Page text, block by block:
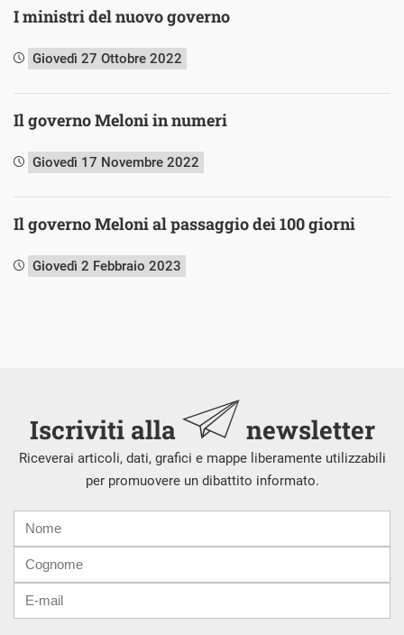
I ministri del nuovo governo
Giovedì 27 Ottobre 2022
Il governo Meloni in numeri
Giovedì 17 Novembre 2022
Il governo Meloni al passaggio dei 100 giorni
Giovedì 2 Febbraio 2023
Iscriviti alla newsletter
Riceverai articoli, dati, grafici e mappe liberamente utilizzabili
per promuovere un dibattito informato.
mail